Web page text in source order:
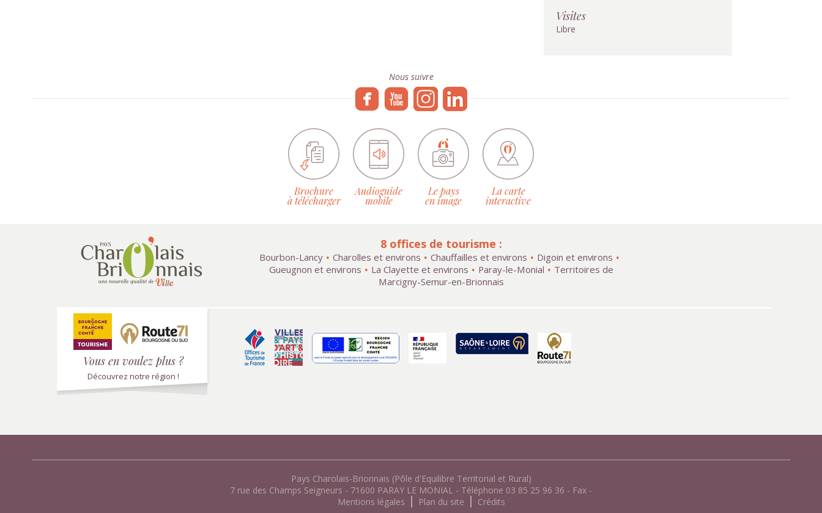
Visites
Libre
Nous suivre
Brochure
à télécharger
Audioguide
mobile
Le pays
en image
La carte
interactive
8 offices de tourisme :
Bourbon-Lancy Charolles et environs Chauffailles et environs
Digoin et environs
Gueugnon et environs
La Clayette et environs Paray-le-Monial
Territoires de
Marcigny-Semur-en-Brionnais
Vous en voulez plus ?
Découvrez notre région !
Pays Charolais-Brionnais (Pôle d'Equilibre Territorial et Rural)
7 rue des Champs Seigneurs - 71600 PARAY LE MONIAL - Téléphone 03 85 25 96 36 - Fax -
Mentions légales
Plan du site Crédits